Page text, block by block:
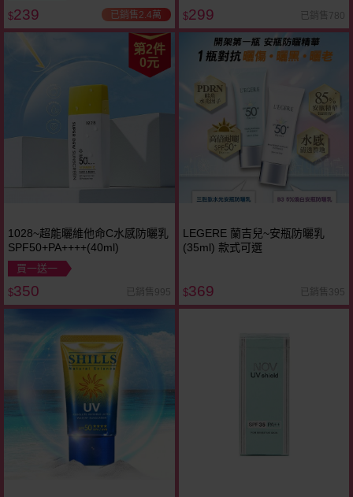
$239 已銷售2.4萬 $299 已銷售780
第2件
0元
1028~超能曬維他命C水感防曬乳
SPF50+PA++++(40ml)
買一送一
$350 已銷售995
LEGERE 蘭吉兒~安瓶防曬乳
(35ml) 款式可選
$369 已銷售395